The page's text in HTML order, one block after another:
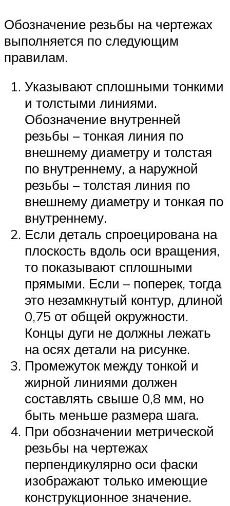
Обозначение резьбы на чертежах
выполняется по следующим
правилам.
Указывают сплошными тонкими
и толстыми линиями.
Обозначение внутренней
резьбы – тонкая линия по
внешнему диаметру и толстая
по внутреннему, а наружной
резьбы – толстая линия по
внешнему диаметру и тонкая по
внутреннему.
Если деталь спроецирована на
плоскость вдоль оси вращения,
то показывают сплошными
прямыми. Если – поперек, тогда
это незамкнутый контур, длиной
0,75 от общей окружности.
Концы дуги не должны лежать
на осях детали на рисунке.
Промежуток между тонкой и
жирной линиями должен
составлять свыше 0,8 мм, но
быть меньше размера шага.
При обозначении метрической
резьбы на чертежах
перпендикулярно оси фаски
изображают только имеющие
конструкционное значение.